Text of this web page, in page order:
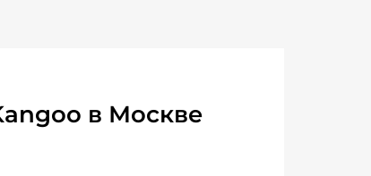
в Москве